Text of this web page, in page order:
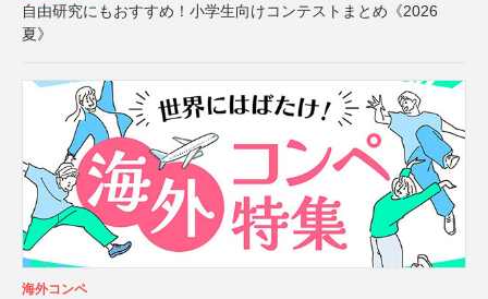
自由研究にもおすすめ！小学生向けコンテストまとめ《2026
夏》
海外コンペ